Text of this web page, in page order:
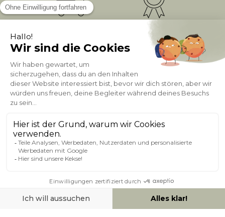
Bonusprogramm
PUNKTE = 5
HILFE & KONTAKT